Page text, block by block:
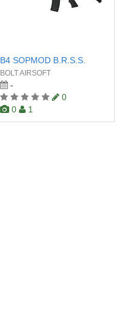
B4 SOPMOD B.R.S.S.
BOLT AIRSOFT
-
0
0
1